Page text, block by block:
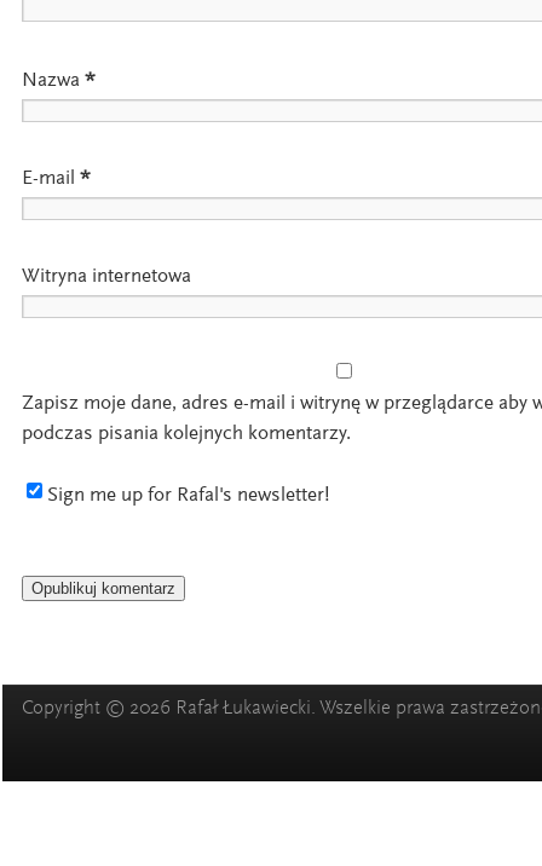
Nazwa *
E-mail *
Witryna internetowa
Zapisz moje dane, adres e-mail i witrynę w przeglądarce aby
podczas pisania kolejnych komentarzy.
Sign me up for Rafal's newsletter!
Copyright © 2026 Rafał Łukawiecki. Wszelkie prawa